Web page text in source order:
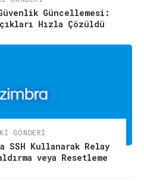
Güncellemesi:
Hızla Çözüldü
GÖNDERI
SSH Kullanarak Relay
veya Resetleme